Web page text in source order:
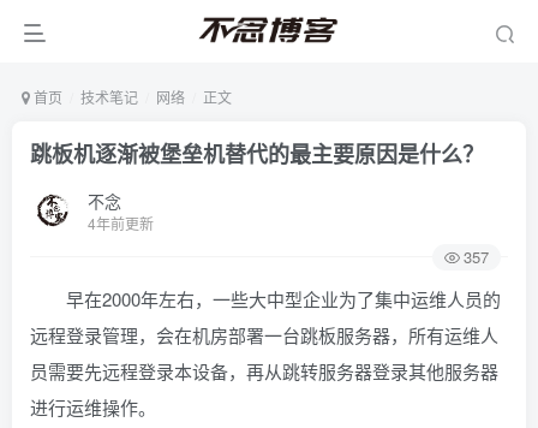
首页 技术笔记 网络 正文
跳板机逐渐被堡垒机替代的最主要原因是什么？
不念
4年前更新
357
早在2000年左右，一些大中型企业为了集中运维人员的
远程登录管理，会在机房部署一台跳板服务器，所有运维人
员需要先远程登录本设备，再从跳转服务器登录其他服务器
进行运维操作。